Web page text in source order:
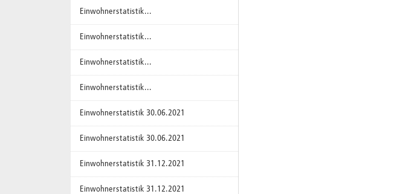
Einwohnerstatistik...
Einwohnerstatistik...
Einwohnerstatistik...
Einwohnerstatistik...
Einwohnerstatistik 30.06.2021
Einwohnerstatistik 30.06.2021
Einwohnerstatistik 31.12.2021
Einwohnerstatistik 31.12.2021